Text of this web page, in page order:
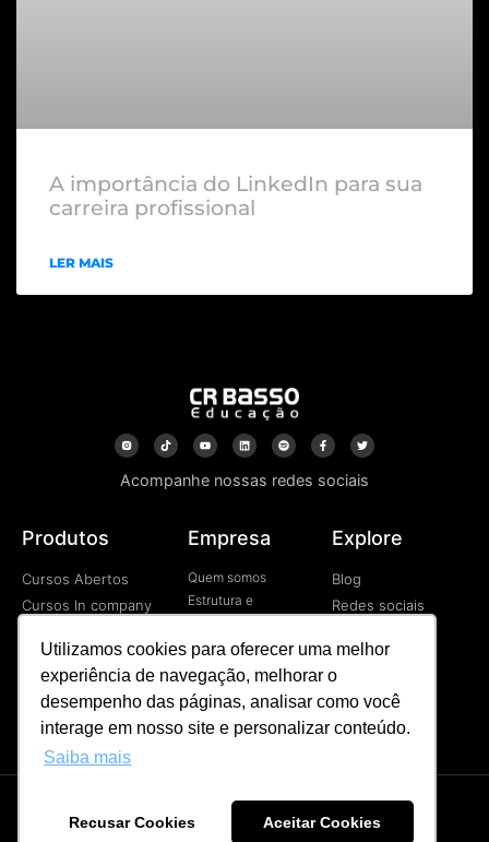
Utilizamos cookies para oferecer uma melhor
experiência de navegação, melhorar o
desempenho das páginas, analisar como você
interage em nosso site e personalizar conteúdo.
Saiba mais
Recusar Cookies Aceitar Cookies
A importância do LinkedIn para sua
carreira profissional
LER MAIS
Acompanhe nossas redes sociais
Produtos
Cursos Abertos
Cursos In company
Programa de
Desenvolvimetno de
Líderes
Palestras
Empresa
Quem somos
Estrutura e
Tecnologia
Contato
Explore
Blog
Redes sociais